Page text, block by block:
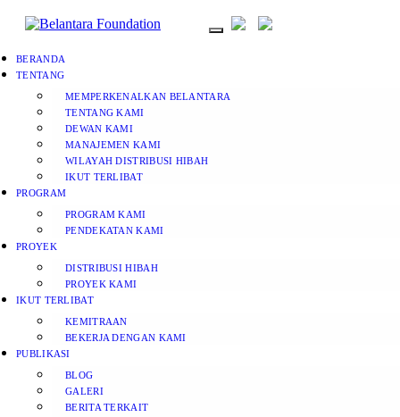
BERANDA
TENTANG
MEMPERKENALKAN BELANTARA
TENTANG KAMI
DEWAN KAMI
MANAJEMEN KAMI
WILAYAH DISTRIBUSI HIBAH
IKUT TERLIBAT
PROGRAM
PROGRAM KAMI
PENDEKATAN KAMI
PROYEK
DISTRIBUSI HIBAH
PROYEK KAMI
IKUT TERLIBAT
KEMITRAAN
BEKERJA DENGAN KAMI
PUBLIKASI
BLOG
GALERI
BERITA TERKAIT